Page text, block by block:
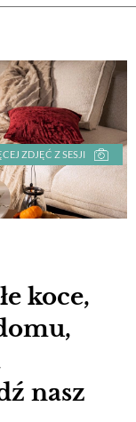
ZDJĘĆ Z SESJI
koce,
nasz